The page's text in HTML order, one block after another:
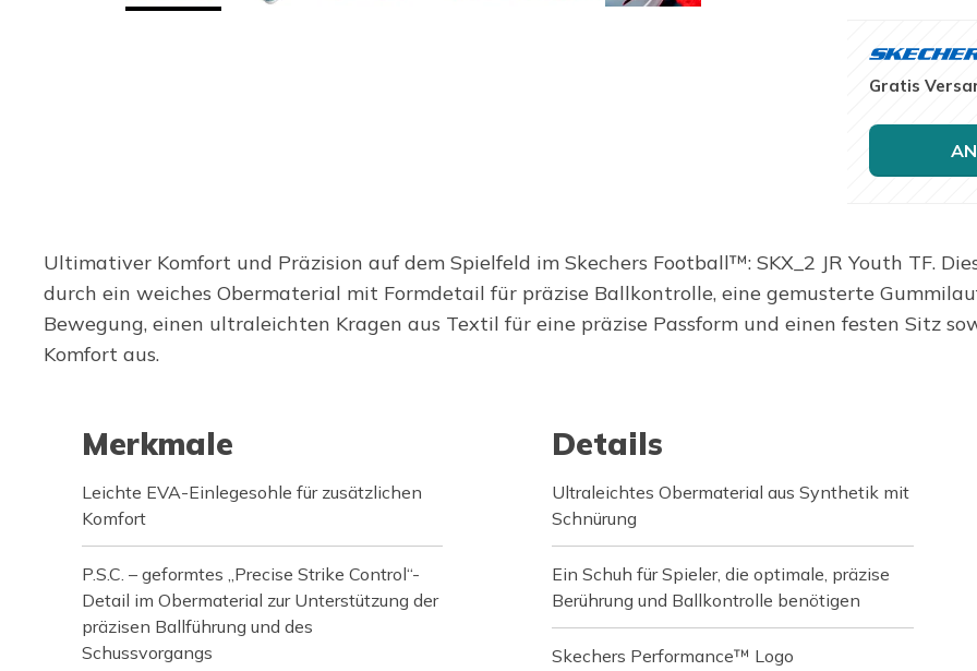
Gratis
Ultimativer Komfort und Präzision auf dem Spielfeld im Skechers Football™: SKX_2 JR Youth TF.
durch ein weiches Obermaterial mit Formdetail für präzise Ballkontrolle, eine gemusterte
Bewegung, einen ultraleichten Kragen aus Textil für eine präzise Passform und einen festen Sitz
Komfort aus.
Merkmale
Leichte EVA-Einlegesohle für zusätzlichen
Komfort
P.S.C. – geformtes „Precise Strike Control“-
Detail im Obermaterial zur Unterstützung der
präzisen Ballführung und des
Schussvorgangs
Details
Ultraleichtes Obermaterial aus Synthetik mit
Schnürung
Ein Schuh für Spieler, die optimale, präzise
Berührung und Ballkontrolle benötigen
Skechers Performance™ Logo